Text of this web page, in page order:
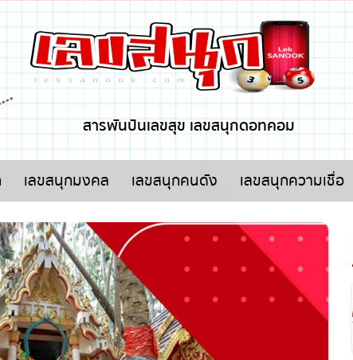
สารพันปันเลขสุข เลขสนุกดอทคอม
เลขสนุกมงคล เลขสนุกคนดัง เลขสนุกความเชื่อ